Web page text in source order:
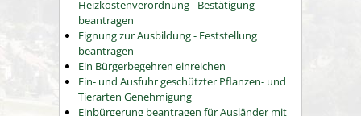
Heizkostenverordnung - Bestätigung
beantragen
Eignung zur Ausbildung - Feststellung
beantragen
Ein Bürgerbegehren einreichen
Ein- und Ausfuhr geschützter Pflanzen- und
Tierarten Genehmigung
Einbürgerung beantragen für Ausländer mit